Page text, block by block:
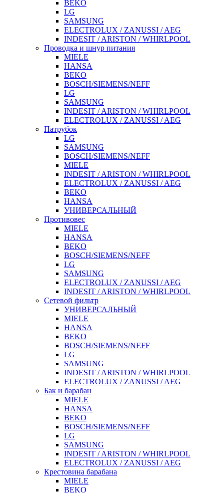
BEKO
LG
SAMSUNG
ELECTROLUX / ZANUSSI / AEG
INDESIT / ARISTON / WHIRLPOOL
Проводка и шнур питания
MIELE
HANSA
BEKO
BOSCH/SIEMENS/NEFF
LG
SAMSUNG
INDESIT / ARISTON / WHIRLPOOL
ELECTROLUX / ZANUSSI / AEG
Патрубок
LG
SAMSUNG
BOSCH/SIEMENS/NEFF
MIELE
INDESIT / ARISTON / WHIRLPOOL
ELECTROLUX / ZANUSSI / AEG
BEKO
HANSA
УНИВЕРСАЛЬНЫЙ
Противовес
MIELE
HANSA
BEKO
BOSCH/SIEMENS/NEFF
LG
SAMSUNG
ELECTROLUX / ZANUSSI / AEG
INDESIT / ARISTON / WHIRLPOOL
Сетевой фильтр
УНИВЕРСАЛЬНЫЙ
MIELE
HANSA
BEKO
BOSCH/SIEMENS/NEFF
LG
SAMSUNG
INDESIT / ARISTON / WHIRLPOOL
ELECTROLUX / ZANUSSI / AEG
Бак и барабан
MIELE
HANSA
BEKO
BOSCH/SIEMENS/NEFF
LG
SAMSUNG
INDESIT / ARISTON / WHIRLPOOL
ELECTROLUX / ZANUSSI / AEG
Крестовина барабана
MIELE
BEKO